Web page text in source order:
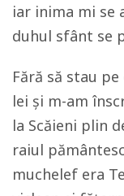
iar inima mi se
duhul sfânt se
Fără să stau
lei şi m-am
la Scăieni plin
raiul
muchelef era